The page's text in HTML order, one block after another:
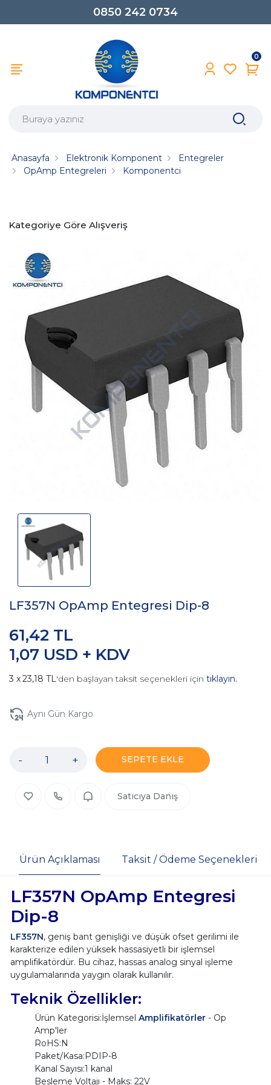
0850 242 0734
SEÇİLİ ÜRÜNLERDE AYNI GÜN KARGO
0
Anasayfa Elektronik Komponent
Entegreler
OpAmp Entegreleri
Komponentci
Kategoriye Göre Alışveriş
LF357N OpAmp Entegresi Dip-8
1,07 USD + KDV
61,42 TL
23,18 TL'den başlayan taksit seçenekleri için tıklayın.
Aynı Gün Kargo
- + SEPETE EKLE
Satıcıya Danış
Ürün Açıklaması Taksit / Ödeme Seçenekleri
LF357N OpAmp Entegresi
Dip-8
LF357N, geniş bant genişliği ve düşük ofset gerilimi ile
karakterize edilen yüksek hassasiyetli bir işlemsel
amplifikatördür. Bu cihaz, hassas analog sinyal işleme
uygulamalarında yaygın olarak kullanılır.
Teknik Özellikler:
Ürün Kategorisi:İşlemsel Amplifikatörler - Op
Amp'ler
RoHS:N
Paket/Kasa:PDIP-8
Kanal Sayısı:1 kanal
Besleme Voltajı - Maks: 22V